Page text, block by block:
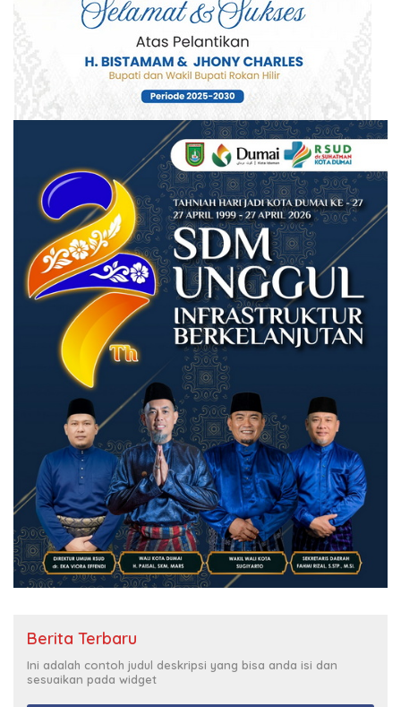
Berita Terbaru
Ini adalah contoh judul deskripsi yang bisa anda isi dan
sesuaikan pada widget